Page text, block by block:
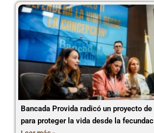
Bancada Provida radicó un proyecto
para proteger la vida desde la